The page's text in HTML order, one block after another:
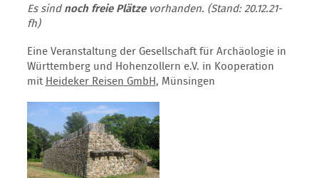
Es sind noch freie Plätzevorhanden. (Stand: 20.12.21-
fh)
Eine Veranstaltung der Gesellschaft für Archäologie in
Württemberg und Hohenzollern e.V. in Kooperation
mit Heideker Reisen GmbH , Münsingen